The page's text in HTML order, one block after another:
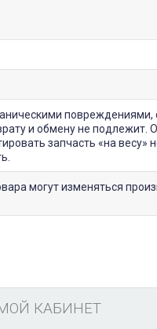
повреждениями,
и обмену не подлежит.
запчасть «на весу»
могут изменяться
КАБИНЕТ